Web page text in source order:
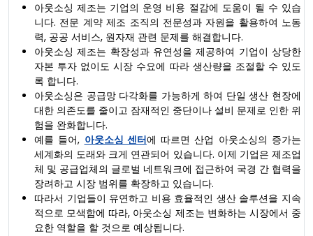
아웃소싱 제조는 기업의 운영 비용 절감에 도움이 될 수 있습
니다. 전문 계약 제조 조직의 전문성과 자원을 활용하여 노동
력, 공공 서비스, 원자재 관련 문제를 해결합니다.
아웃소싱 제조는 확장성과 유연성을 제공하여 기업이 상당한
자본 투자 없이도 시장 수요에 따라 생산량을 조절할 수 있도
록 합니다.
아웃소싱은 공급망 다각화를 가능하게 하여 단일 생산 현장에
대한 의존도를 줄이고 잠재적인 중단이나 설비 문제로 인한 위
험을 완화합니다.
예를 들어, 아웃소싱 센터에 따르면 산업 아웃소싱의 증가는
세계화의 도래와 크게 연관되어 있습니다. 이제 기업은 제조업
체 및 공급업체의 글로벌 네트워크에 접근하여 국경 간 협력을
장려하고 시장 범위를 확장하고 있습니다.
따라서 기업들이 유연하고 비용 효율적인 생산 솔루션을 지속
적으로 모색함에 따라, 아웃소싱 제조는 변화하는 시장에서 중
요한 역할을 할 것으로 예상됩니다.